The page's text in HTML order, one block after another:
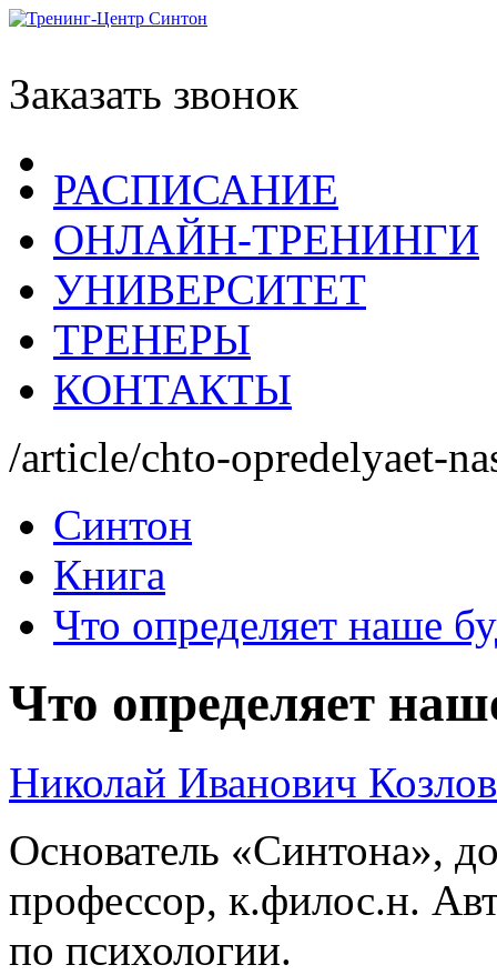
Заказать звонок
РАСПИСАНИЕ
ОНЛАЙН-ТРЕНИНГИ
УНИВЕРСИТЕТ
ТРЕНЕРЫ
КОНТАКТЫ
/article/chto-opredelyaet-
Синтон
Книга
Что определяет наше
Что определяет
Николай Иванович Козлов
Основатель «Синтона»,
профессор, к.филос.н.
по психологии.